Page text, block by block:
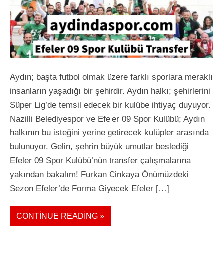
Aydın; başta futbol olmak üzere farklı sporlara meraklı
insanların yaşadığı bir şehirdir. Aydın halkı; şehirlerini
Süper Lig’de temsil edecek bir kulübe ihtiyaç duyuyor.
Nazilli Belediyespor ve Efeler 09 Spor Kulübü; Aydın
halkının bu isteğini yerine getirecek kulüpler arasında
bulunuyor. Gelin, şehrin büyük umutlar beslediği
Efeler 09 Spor Kulübü’nün transfer çalışmalarına
yakından bakalım! Furkan Cinkaya Önümüzdeki
Sezon Efeler’de Forma Giyecek Efeler […]
CONTINUE READING »